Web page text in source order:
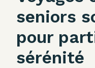
seniors
pour
sérénité